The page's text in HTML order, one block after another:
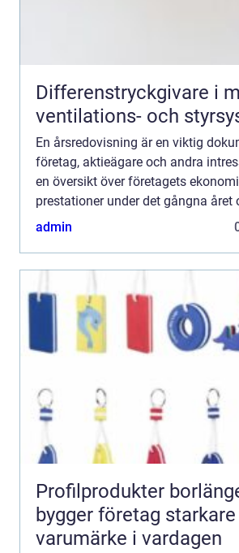
Differenstryckgivare i
ventilations- och
En årsredovisning är en viktig
företag, aktieägare och andra
en översikt över företagets
prestationer under det gångna året
inblic...
admin
Profilprodukter borlänge
bygger företag starkare
varumärke i vardagen